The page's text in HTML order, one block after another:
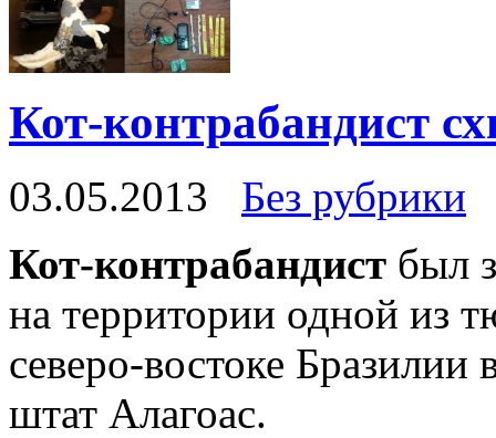
Кот-контрабандист
03.05.2013
Без рубрики
Кот-контрабандист был
на территории одной из
северо-востоке
штат Алагоас.